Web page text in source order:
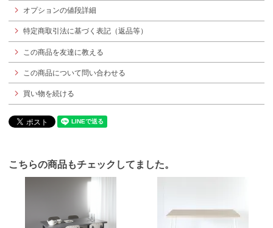
オプションの値段詳細
特定商取引法に基づく表記（返品等）
この商品を友達に教える
この商品について問い合わせる
買い物を続ける
こちらの商品もチェックしてました。